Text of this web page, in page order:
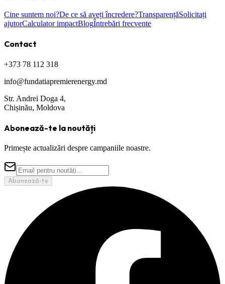
Cine suntem noi?De ce să aveți încredere?TransparențăSolicitați
ajutorCalculator impactBlogÎntrebări frecvente
Contact
+373 78 112 318
info@fundatiapremierenergy.md
Str. Andrei Doga 4,
Chișinău, Moldova
Abonează-te la noutăți
Primește actualizări despre campaniile noastre.
Abonează-te